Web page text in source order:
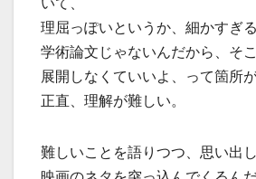
理屈っぽいというか、細かすぎる
学術論文じゃないんだから、そ
展開しなくていいよ、って箇所
正直、理解が難しい。
難しいことを語りつつ、思い出